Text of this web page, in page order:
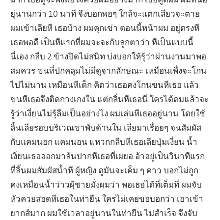
ยุ่นานกว่า 10 นาที จึงบอกพอๆ ใกล้จะแตกเสียวจะตาย
ผมเข้าเลียหี เธอบ้าง ผมคุกเข่า ตอนนี้หน้าผม อยู่ตรงหี
เธอพอดี เป็นหีแรกที่ผมจะจะกับลูกตาว่า หีเป็นแบบนี้
นี่เอง กลีบ 2 ข้างปิดไม่สนิท บ่งบอกให้รุ้ว่าผ่านงานมาพอ
สมควร ขนที่ปกคลุมไม่มีดูจากลักษณะ เหมือนเพื่งจะโกน
ไปไม่นาน เหมือนหีเด็ก คิดว่าเธอคงโกนขนหีเธอ แล้ว
ขนหีเธอจึงติดกางเกงใน แต่กลิ่นหีเธอนี่ ใครได้ดมแล้วจะ
รู้ว่าเงี่ยนไม่รุ้ลืมเป็นอย่างไง ผมเล่นหีเธออยู่นาน โดยใช้
ลิ้นเลียรอบบริเวณขาพับด้านใน เลียมาเรื่อยๆ จนสัมผัส
กับแคมนอก แคมนอน แหวกกลีบหีเธอเลียปุ่มเงี่ยน น้ำ
เงิ่ยนเธอออกมาล้นปากหีเธอที่เผยอ อ้าอยู่เป็นวินาทีแรก
ที่ลิ้นผมสัมผัสน้ำหี ผู้หญิง ดูมันจะเค็ม ๆ คาว บอกไม่ถูก
คงเหมือนน้ำว่าวผุ้ชายมั่งผมว่า พอเธอได้ที่เต็มที่ ผมจับ
หัวควยสอดหีเธอในท่ายืน ใครไม่เคยขอบอกว่า เอาเข้า
ยากส์มาก ผมใช้เวลาอยู่นานในท่ายืน ไม่สำเร็จ จึงจับ